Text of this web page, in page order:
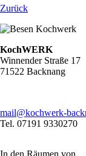
Zurück
KochWERK
Winnender Straße 17
71522 Backnang
mail@kochwerk-
Tel. 07191 9330270
In den Räumen von